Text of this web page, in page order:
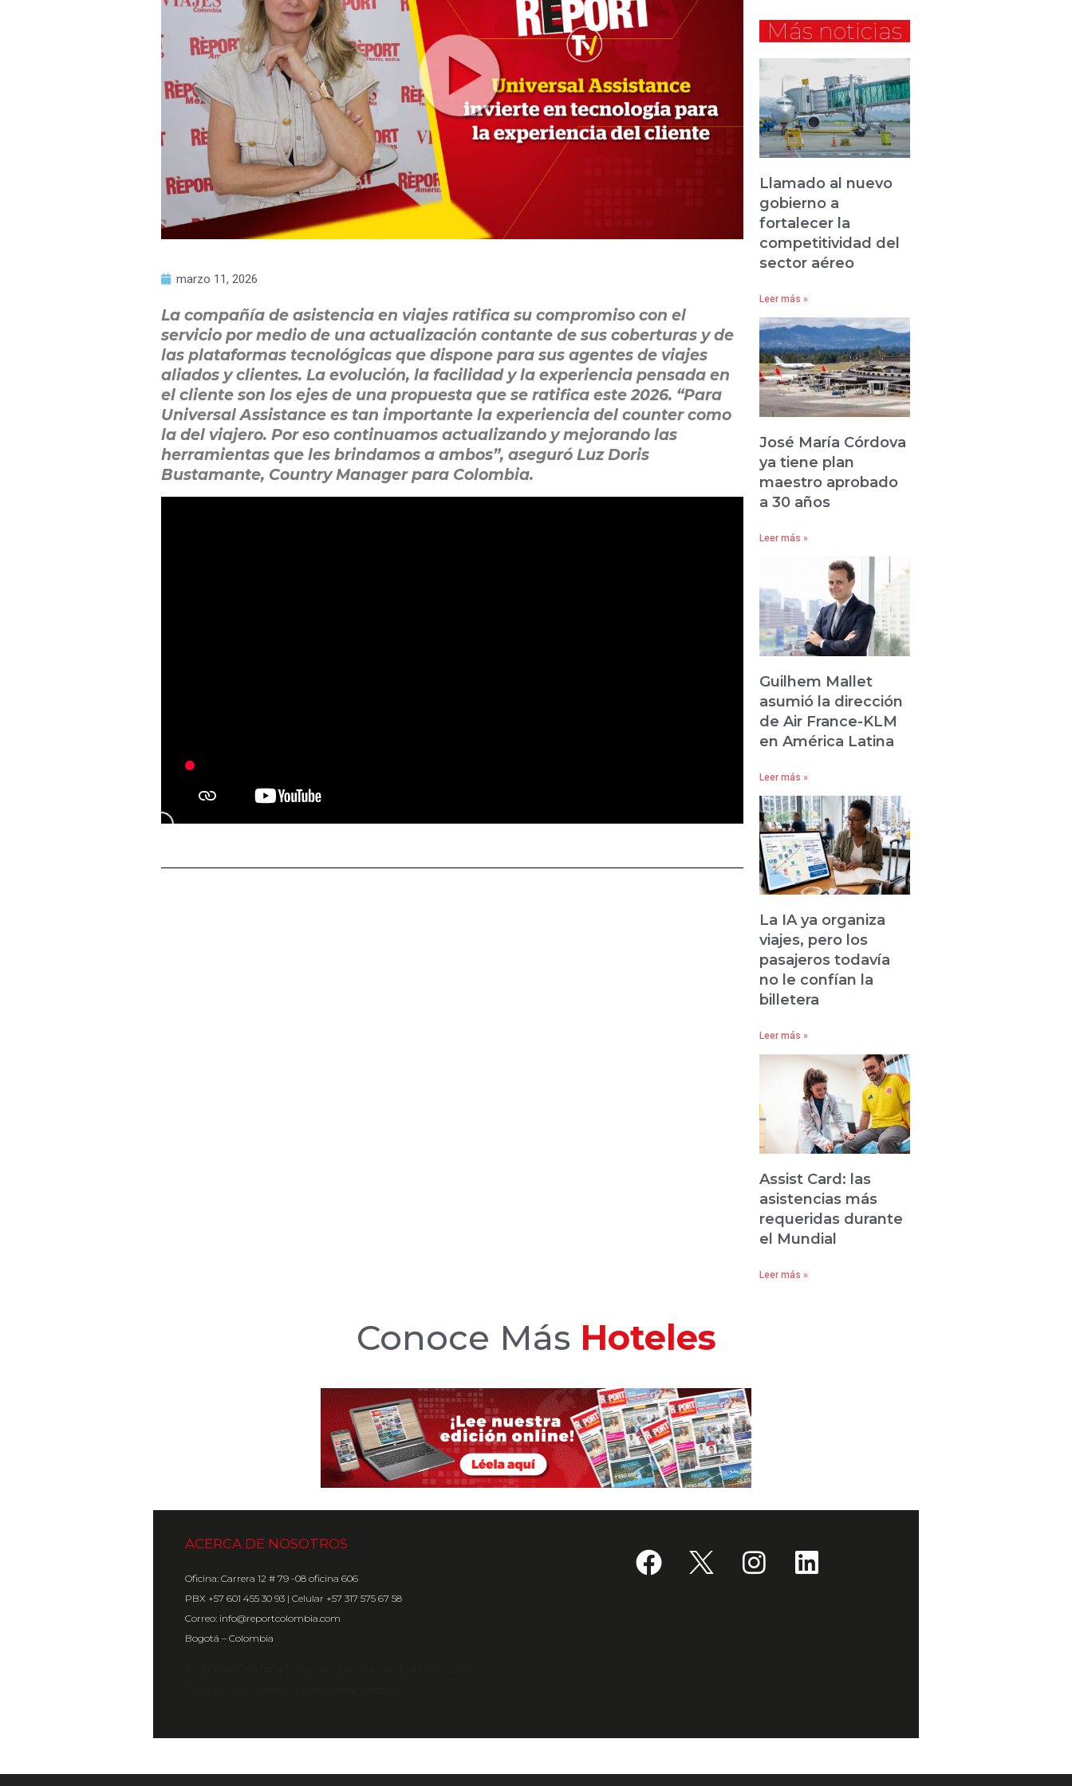
marzo 11, 2026
La compañía de asistencia en viajes ratifica su compromiso con el
servicio por medio de una actualización contante de sus coberturas y de
las plataformas tecnológicas que dispone para sus agentes de viajes
aliados y clientes. La evolución, la facilidad y la experiencia pensada en
el cliente son los ejes de una propuesta que se ratifica este 2026. “Para
Universal Assistance es tan importante la experiencia del counter como
la del viajero. Por eso continuamos actualizando y mejorando las
herramientas que les brindamos a ambos”, aseguró Luz Doris
Bustamante, Country Manager para Colombia.
Más noticias
Llamado al nuevo
gobierno a
fortalecer la
competitividad del
sector aéreo
Leer más »
José María Córdova
ya tiene plan
maestro aprobado
a 30 años
Leer más »
Guilhem Mallet
asumió la dirección
de Air France-KLM
en América Latina
Leer más »
La IA ya organiza
viajes, pero los
pasajeros todavía
no le confían la
billetera
Leer más »
Assist Card: las
asistencias más
requeridas durante
el Mundial
Leer más »
Conoce Más Hoteles
ACERCA DE NOSOTROS
Oficina: Carrera 12 # 79 -08 oficina 606
PBX +57 601 455 30 93 | Celular +57 317 575 67 58
Correo: info@reportcolombia.com
Bogotá – Colombia